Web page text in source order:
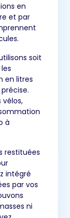
en
et par
soit
en litres
vélos,
à
restituées
intégré
par vos
ni